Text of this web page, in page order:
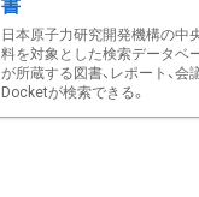
書
日本原子力研究開発機構の中
料を対象とした検索データベ
が所蔵する図書、レポート、会
Docketが検索できる。